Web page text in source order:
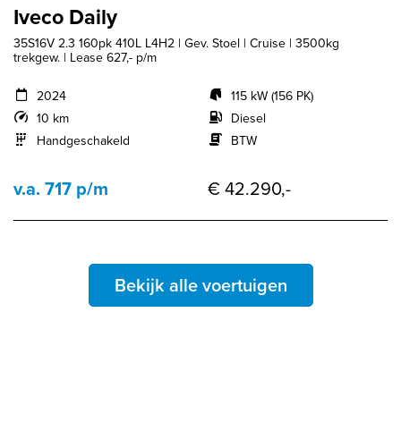
Iveco Daily
35S16V 2.3 160pk 410L L4H2 | Gev. Stoel | Cruise | 3500kg
trekgew. | Lease 627,- p/m
2024
10 km
Handgeschakeld
115 kW (156 PK)
Diesel
BTW
v.a. 717 p/m € 42.290,-
Bekijk alle voertuigen